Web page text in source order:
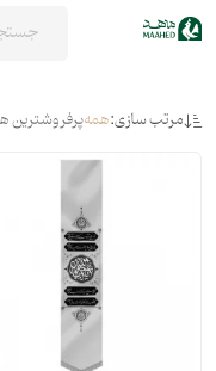
مرتب سازی:همهپرفروشترین